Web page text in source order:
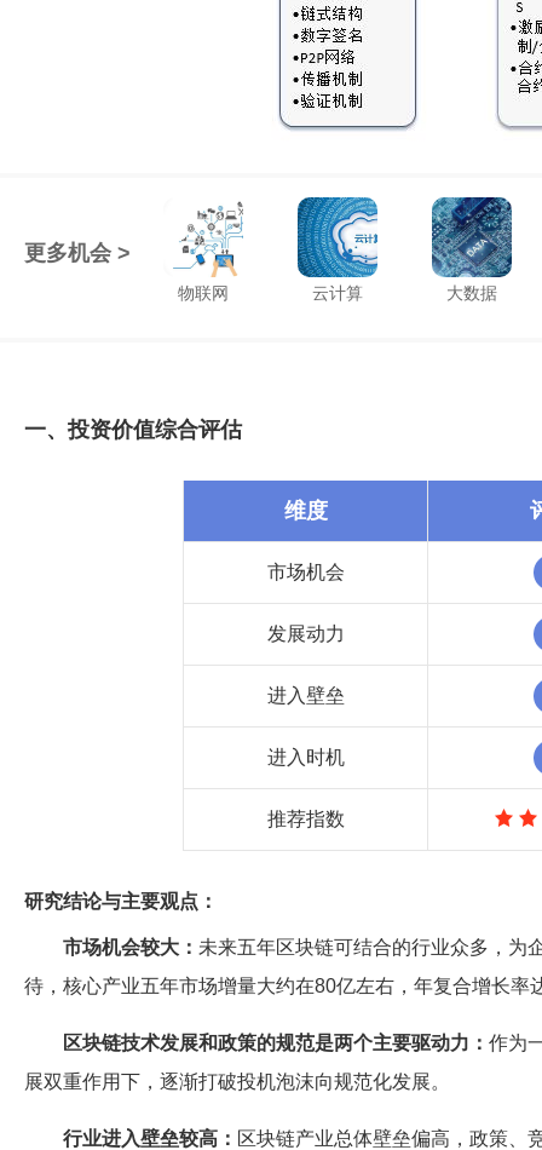
更多机会 >
物联网 云计算 大数据
一、投资价值综合评估
维度
市场机会
发展动力
进入壁垒
进入时机
推荐指数
研究结论与主要观点：
市场机会较大： 未来五年区块链可结合的行业众多，为
待，核心产业五年市场增量大约在80亿左右，年复合增长率
区块链技术发展和政策的规范是两个主要驱动力： 作为
展双重作用下，逐渐打破投机泡沫向规范化发展。
行业进入壁垒较高： 区块链产业总体壁垒偏高，政策、